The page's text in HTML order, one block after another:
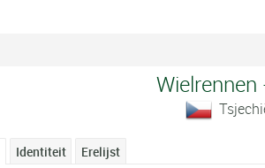
Identiteit Erelijst